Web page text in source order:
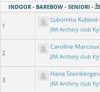
INDOOR - BAREBOW - SENIORI -
1
Ľubomíra Kubová
JIM Archery club
2
Caroline Marcoux
JIM Archery club
3
Hana
JIM Archery club